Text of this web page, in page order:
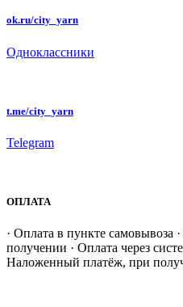
ok.ru/city_yarn
Одноклассники
t.me/city_yarn
Telegram
ОПЛАТА
· Оплата в пункте самовывоза
получении · Оплата через
Наложенный платёж, при